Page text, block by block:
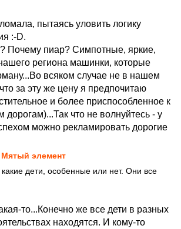
пытаясь уловить логику
:-D.
Почему пиар? Симпотные, яркие,
региона машинки, которые
всяком случае не в нашем
за эту же цену я предпочитаю
и более приспособленное к
дорогам)...Так что не волнуйтесь - у
можно рекламировать дорогие
Mятый элемент
дети, особенные или нет. Они все
то...Конечно же все дети в разных
находятся. И кому-то